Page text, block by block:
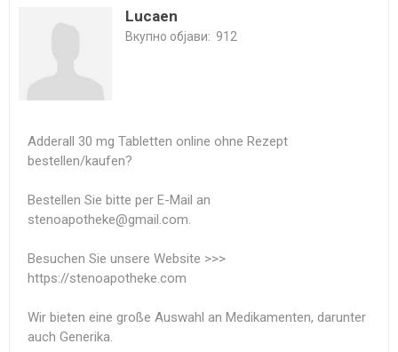
Lucaen
Вкупно објави: 912
Adderall 30 mg Tabletten online ohne Rezept
bestellen/kaufen?
Bestellen Sie bitte per E-Mail an
stenoapotheke@gmail.com.
Besuchen Sie unsere Website >>>
https://stenoapotheke.com
Wir bieten eine große Auswahl an Medikamenten, darunter
auch Generika.